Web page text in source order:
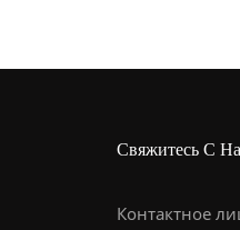
Свяжитесь С
Контактное